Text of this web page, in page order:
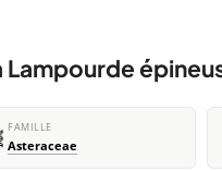
FAMILLE
Asteraceae